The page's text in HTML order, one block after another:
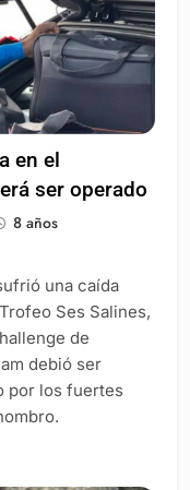
en el
ser operado
8 años
una caída
Ses Salines,
de
debió ser
por los fuertes